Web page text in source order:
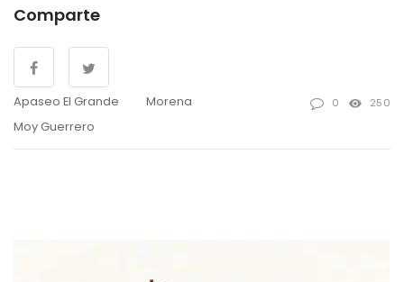
Comparte
Apaseo El Grande
Morena
Moy Guerrero
0 250